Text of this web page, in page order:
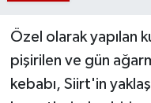
Özel olarak yapılan
pişirilen ve gün
kebabı, Siirt'in